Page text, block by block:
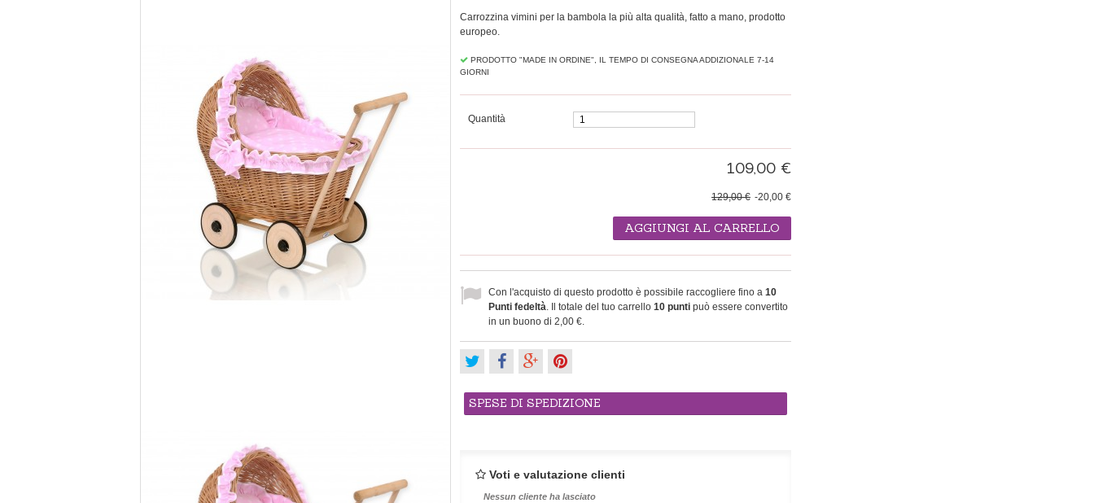
Carrozzina vimini per la bambola la più alta qualità, fatto a mano, prodotto
europeo.
PRODOTTO "MADE IN ORDINE", IL TEMPO DI CONSEGNA ADDIZIONALE 7-14
GIORNI
Quantità
109,00 €
-20,00 €
129,00 €
AGGIUNGI AL CARRELLO
Con l'acquisto di questo prodotto è possibile raccogliere fino a 10
Punti fedeltà. Il totale del tuo carrello 10 punti può essere convertito
in un buono di 2,00 €.
SPESE DI SPEDIZIONE
Voti e valutazione clienti
Nessun cliente ha lasciato